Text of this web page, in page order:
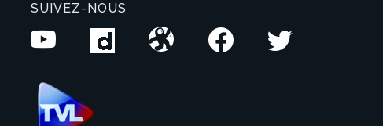
SUIVEZ-NOUS